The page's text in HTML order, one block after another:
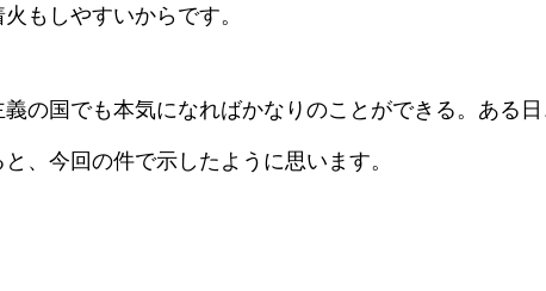
もしやすいからです。
の国でも本気になればかなりのことができる。ある
、今回の件で示したように思います。